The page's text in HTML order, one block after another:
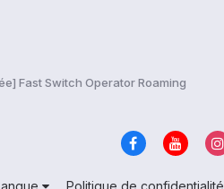
Fast Switch Operator Roaming
Politique de confidentialité